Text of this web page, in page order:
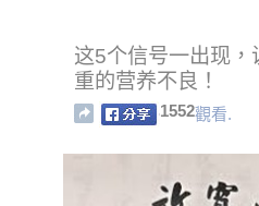
这5个信号一出现，
重的营养不良！
1552觀看.